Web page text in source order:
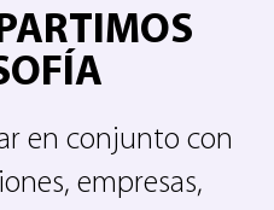
en conjunto con
empresas,